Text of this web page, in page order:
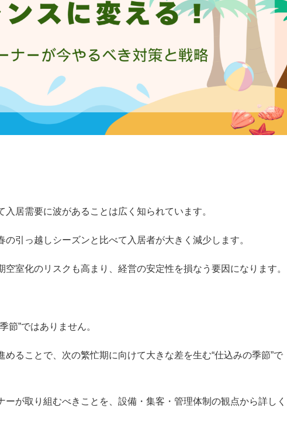
居需要に波があることは広く知られています。
引っ越しシーズンと比べて入居者が大きく減少します。
空室化のリスクも高まり、経営の安定性を損なう要因になります。
節”ではありません。
ることで、次の繁忙期に向けて大きな差を生む“仕込みの季節”で
が取り組むべきことを、設備・集客・管理体制の観点から詳しく